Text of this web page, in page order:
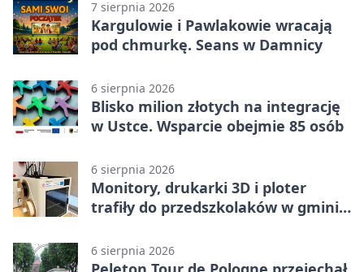
7 sierpnia 2026
Kargulowie i Pawlakowie wracają
pod chmurkę. Seans w Damnicy
6 sierpnia 2026
Blisko milion złotych na integrację
w Ustce. Wsparcie obejmie 85 osób
6 sierpnia 2026
Monitory, drukarki 3D i ploter
trafiły do przedszkolaków w gminie
6 sierpnia 2026